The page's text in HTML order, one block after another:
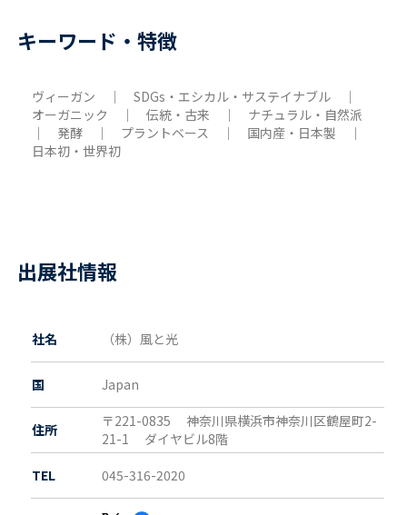
キーワード・特徴
ヴィーガン ｜ SDGs・エシカル・サステイナブル ｜
オーガニック ｜ 伝統・古来 ｜ ナチュラル・自然派
｜ 発酵 ｜ プラントベース ｜ 国内産・日本製 ｜
日本初・世界初
出展社情報
社名 （株）風と光
国 Japan
住所 〒221-0835 神奈川県横浜市神奈川区鶴屋町2-
21-1 ダイヤビル8階
TEL
045-316-2020